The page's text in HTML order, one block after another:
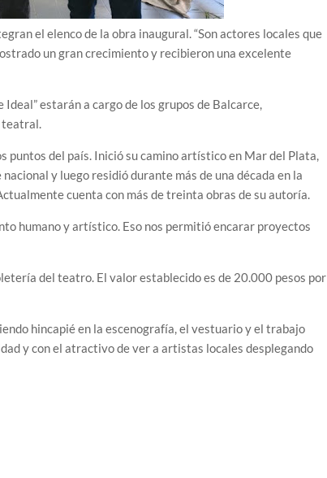
el elenco de la obra inaugural. “Son actores locales que
un gran crecimiento y recibieron una excelente
estarán a cargo de los grupos de Balcarce,
teatral.
del país. Inició su camino artístico en Mar del Plata,
y luego residió durante más de una década en la
cuenta con más de treinta obras de su autoría.
humano y artístico. Eso nos permitió encarar proyectos
del teatro. El valor establecido es de 20.000 pesos por
hincapié en la escenografía, el vestuario y el trabajo
y con el atractivo de ver a artistas locales desplegando